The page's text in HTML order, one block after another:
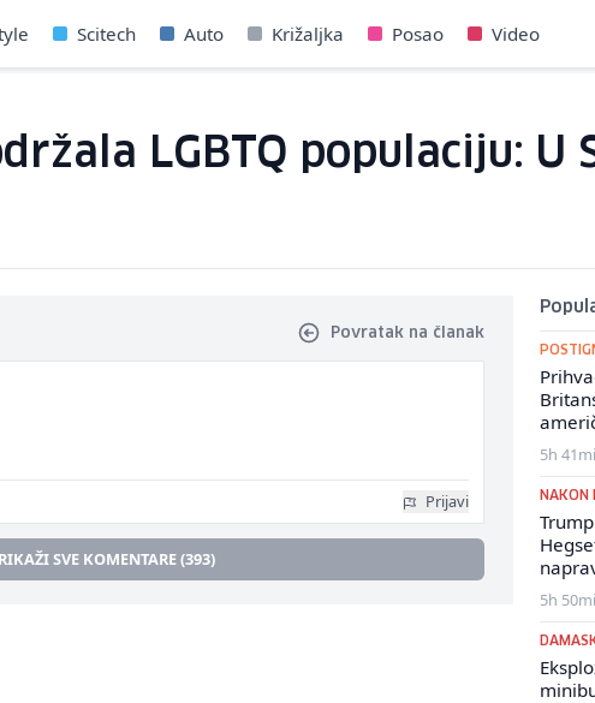
Scitech Auto Križaljka Posao Video
LGBTQ populaciju: U
Povratak na članak
Prijavi
SVE KOMENTARE (393)
5h
NAKON
5h